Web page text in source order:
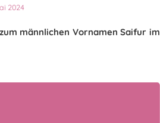
2024
männlichen Vornamen Saifur im